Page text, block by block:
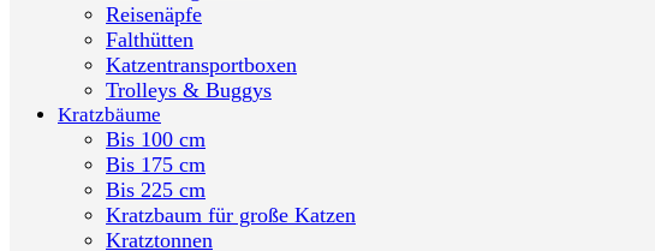
Reisenäpfe
Falthütten
Katzentransportboxen
Trolleys & Buggys
Kratzbäume
Bis 100 cm
Bis 175 cm
Bis 225 cm
Kratzbaum für große Katzen
Kratztonnen